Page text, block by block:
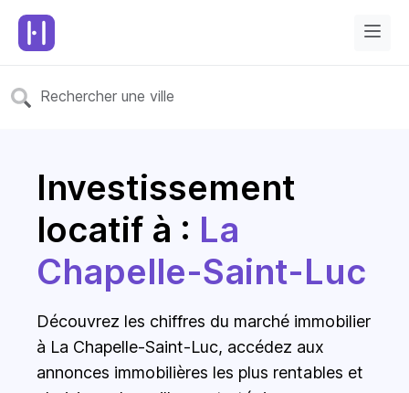
Investissement
locatif à : La
Chapelle-Saint-Luc
Découvrez les chiffres du marché immobilier
à La Chapelle-Saint-Luc, accédez aux
annonces immobilières les plus rentables et